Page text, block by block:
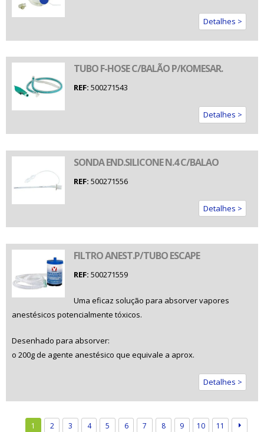
Detalhes >
TUBO F-HOSE C/BALÃO P/KOMESAR.
REF: 500271543
Detalhes >
SONDA END.SILICONE N.4 C/BALAO
REF: 500271556
Detalhes >
FILTRO ANEST.P/TUBO ESCAPE
REF: 500271559
Uma eficaz solução para absorver vapores
anestésicos potencialmente tóxicos.
Desenhado para absorver:
o 200g de agente anestésico que equivale a aprox.
Detalhes >
1 2 3 4 5 6 7 8 9 10 11